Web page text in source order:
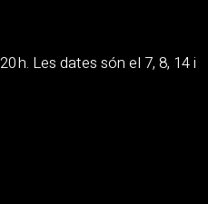
h. Les dates són el 7, 8, 14 i